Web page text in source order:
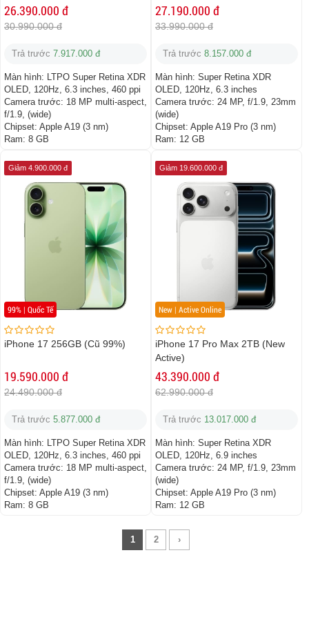
26.390.000 đ
30.990.000 đ
Trả trước 7.917.000 đ
Màn hình: LTPO Super Retina XDR
OLED, 120Hz, 6.3 inches, 460 ppi
Camera trước: 18 MP multi-aspect,
f/1.9, (wide)
Chipset: Apple A19 (3 nm)
Ram: 8 GB
27.190.000 đ
33.990.000 đ
Trả trước 8.157.000 đ
Màn hình: Super Retina XDR
OLED, 120Hz, 6.3 inches
Camera trước: 24 MP, f/1.9, 23mm
(wide)
Chipset: Apple A19 Pro (3 nm)
Ram: 12 GB
99% | Quốc Tế
Giảm 4.900.000 đ
iPhone 17 256GB (Cũ 99%)
19.590.000 đ
24.490.000 đ
Trả trước 5.877.000 đ
Màn hình: LTPO Super Retina XDR
OLED, 120Hz, 6.3 inches, 460 ppi
Camera trước: 18 MP multi-aspect,
f/1.9, (wide)
Chipset: Apple A19 (3 nm)
Ram: 8 GB
New | Active Online
Giảm 19.600.000 đ
iPhone 17 Pro Max 2TB (New
Active)
43.390.000 đ
62.990.000 đ
Trả trước 13.017.000 đ
Màn hình: Super Retina XDR
OLED, 120Hz, 6.9 inches
Camera trước: 24 MP, f/1.9, 23mm
(wide)
Chipset: Apple A19 Pro (3 nm)
Ram: 12 GB
1 2 ›